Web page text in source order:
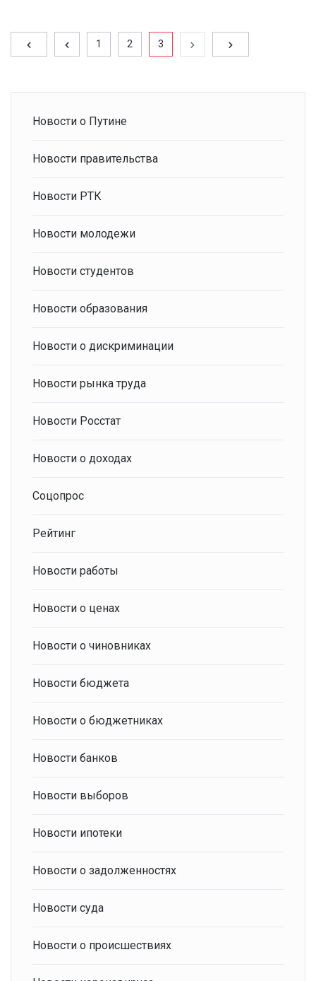
1 2 3
Новости о Путине
Новости правительства
Новости РТК
Новости молодежи
Новости студентов
Новости образования
Новости о дискриминации
Новости рынка труда
Новости Росстат
Новости о доходах
Соцопрос
Рейтинг
Новости работы
Новости о ценах
Новости о чиновниках
Новости бюджета
Новости о бюджетниках
Новости банков
Новости выборов
Новости ипотеки
Новости о задолженностях
Новости суда
Новости о происшествиях